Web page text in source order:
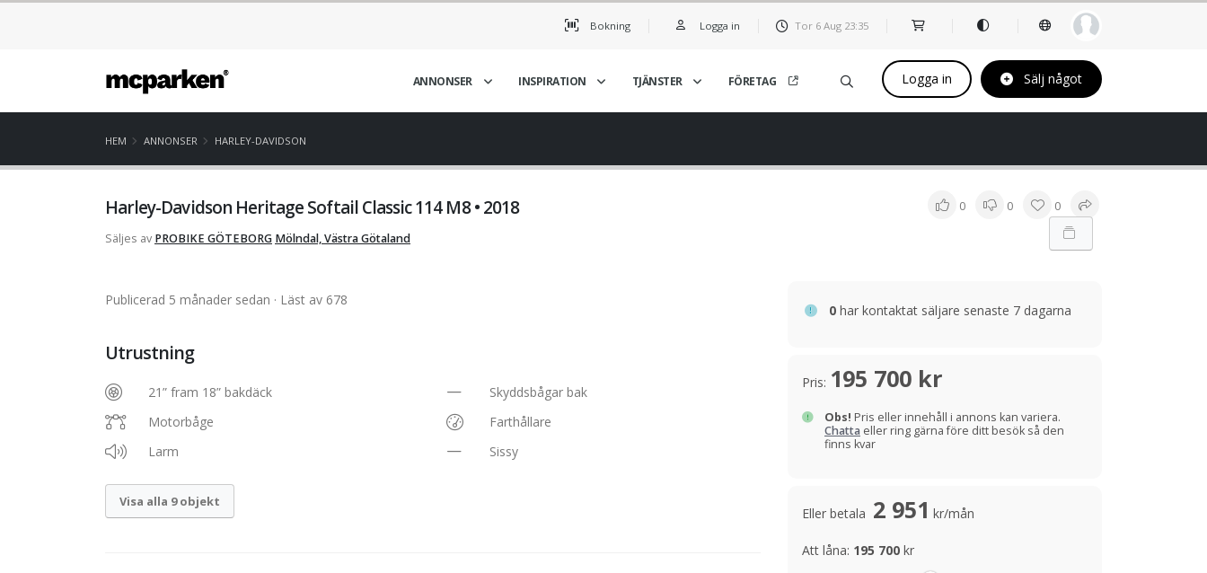
Bokning Logga in Tor 6 Aug 23 35
ANNONSER INSPIRATION TJÄNSTER FÖRETAG Logga in Sälj något
HEM ANNONSER HARLEY-DAVIDSON
Harley-Davidson Heritage Softail Classic 114 M8 • 2018 0 0 0
Säljes av PROBIKE GÖTEBORG Mölndal, Västra Götaland
Publicerad 5 månader sedan · Läst av 678
Utrustning
21” fram 18” bakdäck
Skyddsbågar bak
Motorbåge
Farthållare
Larm
Sissy
Visa alla 9 objekt
0 har kontaktat säljare senaste 7 dagarna
Pris: 195 700 kr
Obs! Pris eller innehåll i annons kan variera.
Chatta eller ring gärna före ditt besök så den
finns kvar
Eller betala 2 951 kr/mån
Att låna: 195 700 kr